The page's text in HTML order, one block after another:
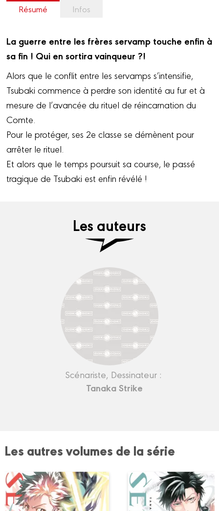
Résumé Infos
La guerre entre les frères servamp touche enfin à
sa fin ! Qui en sortira vainqueur ?!
Alors que le conflit entre les servamps s’intensifie,
Tsubaki commence à perdre son identité au fur et à
mesure de l’avancée du rituel de réincarnation du
Comte.
Pour le protéger, ses 2e classe se démènent pour
arrêter le rituel.
Et alors que le temps poursuit sa course, le passé
tragique de Tsubaki est enfin révélé !
Les auteurs
Scénariste, Dessinateur :
Tanaka Strike
Les autres volumes de la série